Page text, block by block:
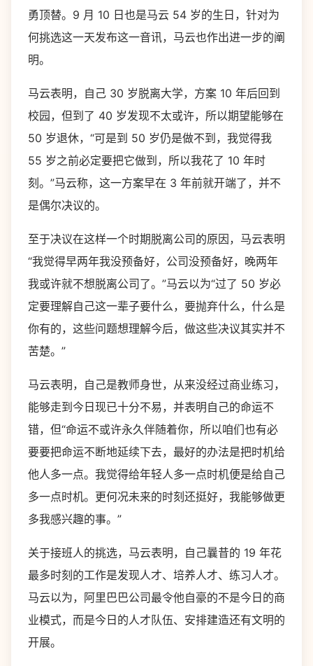
勇顶替。9 月 10 日也是马云 54 岁的生日，针对为
何挑选这一天发布这一音讯，马云也作出进一步的阐
明。
马云表明，自己 30 岁脱离大学，方案 10 年后回到
校园，但到了 40 岁发现不太或许，所以期望能够在
50 岁退休，“可是到 50 岁仍是做不到，我觉得我
55 岁之前必定要把它做到，所以我花了 10 年时
刻。”马云称，这一方案早在 3 年前就开端了，并不
是偶尔决议的。
至于决议在这样一个时期脱离公司的原因，马云表明
“我觉得早两年我没预备好，公司没预备好，晚两年
我或许就不想脱离公司了。”马云以为“过了 50 岁必
定要理解自己这一辈子要什么，要抛弃什么，什么是
你有的，这些问题想理解今后，做这些决议其实并不
苦楚。”
马云表明，自己是教师身世，从来没经过商业练习，
能够走到今日现已十分不易，并表明自己的命运不
错，但“命运不或许永久伴随着你，所以咱们也有必
要要把命运不断地延续下去，最好的办法是把时机给
他人多一点。我觉得给年轻人多一点时机便是给自己
多一点时机。更何况未来的时刻还挺好，我能够做更
多我感兴趣的事。”
关于接班人的挑选，马云表明，自己曩昔的 19 年花
最多时刻的工作是发现人才、培养人才、练习人才。
马云以为，阿里巴巴公司最令他自豪的不是今日的商
业模式，而是今日的人才队伍、安排建造还有文明的
开展。